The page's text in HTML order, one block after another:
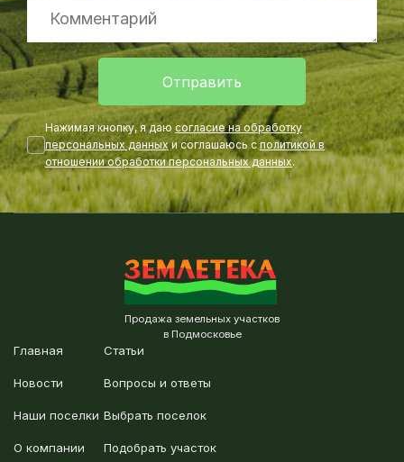
Отправить
Нажимая кнопку, я даю согласие на обработку
персональных данныхи соглашаюсь сполитикой в
отношении обработки персональных данных.
Продажа земельных участков
в Подмосковье
Главная
Новости
Наши поселки
О компании
Статьи
Вопросы и ответы
Выбрать поселок
Подобрать участок